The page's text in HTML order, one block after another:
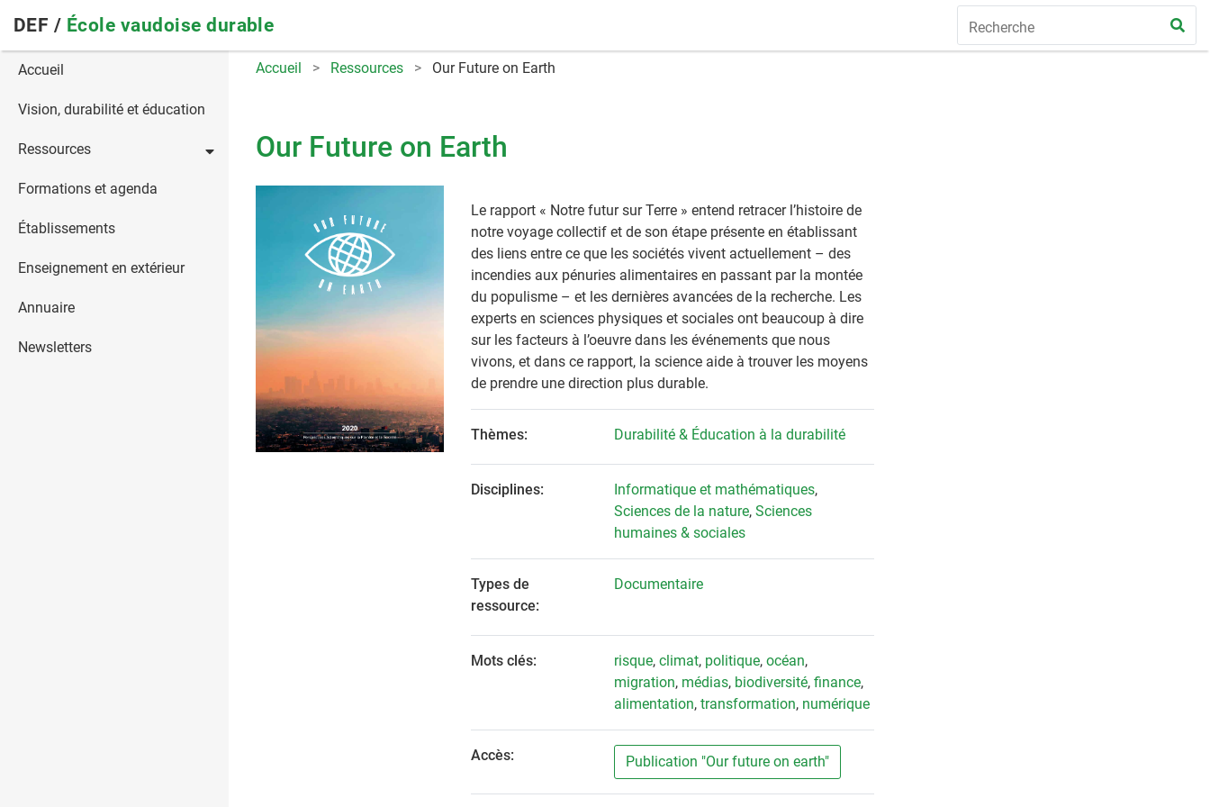
main
navigation
DEF / École vaudoise durable
Main
navigation
Accueil
Vision, durabilité et éducation
Ressources
Formations et agenda
Établissements
Enseignement en extérieur
Annuaire
Newsletters
Accueil Ressources Our Future on Earth
Our Future on Earth
Le rapport « Notre futur sur Terre » entend retracer l’histoire de
notre voyage collectif et de son étape présente en établissant
des liens entre ce que les sociétés vivent actuellement – des
incendies aux pénuries alimentaires en passant par la montée
du populisme – et les dernières avancées de la recherche. Les
experts en sciences physiques et sociales ont beaucoup à dire
sur les facteurs à l’oeuvre dans les événements que nous
vivons, et dans ce rapport, la science aide à trouver les moyens
de prendre une direction plus durable.
Thèmes: Durabilité & Éducation à la durabilité
Disciplines: Informatique et mathématiques,
Sciences de la nature, Sciences
humaines & sociales
Types de
ressource:
Documentaire
Mots clés: risque, climat, politique, océan,
migration, médias, biodiversité, finance,
alimentation, transformation, numérique
Accès: Publication "Our future on earth"